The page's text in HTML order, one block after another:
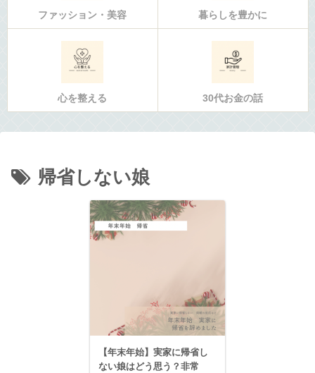
ファッション・美容 暮らしを豊かに
心を整える 30代お金の話
帰省しない娘
【年末年始】実家に帰省し
ない娘はどう思う？非常